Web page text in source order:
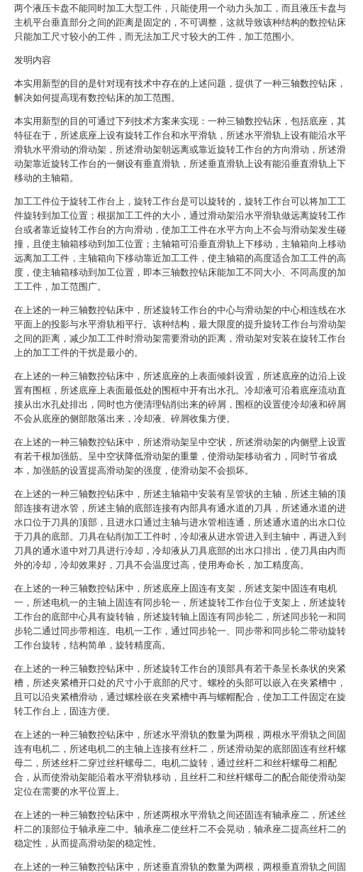
两个液压卡盘不能同时加工大型工件，只能使用一个动力头加工，而且液压卡盘与
主机平台垂直部分之间的距离是固定的，不可调整，这就导致该种结构的数控钻床
只能加工尺寸较小的工件，而无法加工尺寸较大的工件，加工范围小。
发明内容
本实用新型的目的是针对现有技术中存在的上述问题，提供了一种三轴数控钻床，
解决如何提高现有数控钻床的加工范围。
本实用新型的目的可通过下列技术方案来实现：一种三轴数控钻床，包括底座，其
特征在于，所述底座上设有旋转工作台和水平滑轨，所述水平滑轨上设有能沿水平
滑轨水平滑动的滑动架，所述滑动架朝远离或靠近旋转工作台的方向滑动，所述滑
动架靠近旋转工作台的一侧设有垂直滑轨，所述垂直滑轨上设有能沿垂直滑轨上下
移动的主轴箱。
加工工件位于旋转工作台上，旋转工作台是可以旋转的，旋转工作台可以将加工工
件旋转到加工位置；根据加工工件的大小，通过滑动架沿水平滑轨做远离旋转工作
台或者靠近旋转工作台的方向滑动，使加工工件在水平方向上不会与滑动架发生碰
撞，且使主轴箱移动到加工位置；主轴箱可沿垂直滑轨上下移动，主轴箱向上移动
远离加工工件，主轴箱向下移动靠近加工工件，使主轴箱的高度适合加工工件的高
度，使主轴箱移动到加工位置，即本三轴数控钻床能加工不同大小、不同高度的加
工工件，加工范围广。
在上述的一种三轴数控钻床中，所述旋转工作台的中心与滑动架的中心相连线在水
平面上的投影与水平滑轨相平行。该种结构，最大限度的提升旋转工作台与滑动架
之间的距离，减少加工工件时滑动架需要滑动的距离，滑动架对安装在旋转工作台
上的加工工件的干扰是最小的。
在上述的一种三轴数控钻床中，所述底座的上表面倾斜设置，所述底座的边沿上设
置有围框，所述底座上表面最低处的围框中开有出水孔。冷却液可沿着底座流动直
接从出水孔处排出，同时也方便清理钻削出来的碎屑，围框的设置使冷却液和碎屑
不会从底座的侧部散落出来，冷却液、碎屑收集方便。
在上述的一种三轴数控钻床中，所述滑动架呈中空状，所述滑动架的内侧壁上设置
有若干根加强筋。呈中空状降低滑动架的重量，使滑动架移动省力，同时节省成
本，加强筋的设置提高滑动架的强度，使滑动架不会损坏。
在上述的一种三轴数控钻床中，所述主轴箱中安装有呈管状的主轴，所述主轴的顶
部连接有进水管，所述主轴的底部连接有内部具有通水道的刀具，所述通水道的进
水口位于刀具的顶部，且进水口通过主轴与进水管相连通，所述通水道的出水口位
于刀具的底部。刀具在钻削加工工件时，冷却液从进水管进入到主轴中，再进入到
刀具的通水道中对刀具进行冷却，冷却液从刀具底部的出水口排出，使刀具由内而
外的冷却，冷却效果好，刀具不会温度过高，使用寿命长，加工精度高。
在上述的一种三轴数控钻床中，所述底座上固连有支架，所述支架中固连有电机
一，所述电机一的主轴上固连有同步轮一，所述旋转工作台位于支架上，所述旋转
工作台的底部中心具有旋转轴，所述旋转轴上固连有同步轮二，所述同步轮一和同
步轮二通过同步带相连。电机一工作，通过同步轮一、同步带和同步轮二带动旋转
工作台旋转，结构简单，旋转精度高。
在上述的一种三轴数控钻床中，所述旋转工作台的顶部具有若干条呈长条状的夹紧
槽，所述夹紧槽开口处的尺寸小于底部的尺寸。螺栓的头部可以嵌入在夹紧槽中，
且可以沿夹紧槽滑动，通过螺栓嵌在夹紧槽中再与螺帽配合，使加工工件固定在旋
转工作台上，固连方便。
在上述的一种三轴数控钻床中，所述水平滑轨的数量为两根，两根水平滑轨之间固
连有电机二，所述电机二的主轴上连接有丝杆二，所述滑动架的底部固连有丝杆螺
母二，所述丝杆二穿过丝杆螺母二。电机二旋转，通过丝杆二和丝杆螺母二相配
合，从而使滑动架能沿着水平滑轨移动，且丝杆二和丝杆螺母二的配合能使滑动架
定位在需要的水平位置上。
在上述的一种三轴数控钻床中，所述两根水平滑轨之间还固连有轴承座二，所述丝
杆二的顶部位于轴承座二中。轴承座二使丝杆二不会晃动，轴承座二提高丝杆二的
稳定性，从而提高滑动架的稳定性。
在上述的一种三轴数控钻床中，所述垂直滑轨的数量为两根，两根垂直滑轨之间固